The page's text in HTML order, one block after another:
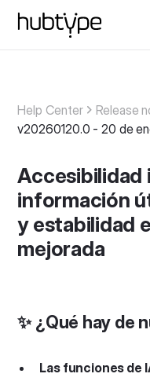
Help Center
Release
v20260120.0 - 20 de
Accesibilidad
información
y estabilidad
mejorada
✨ ¿Qué hay de
Las funciones de